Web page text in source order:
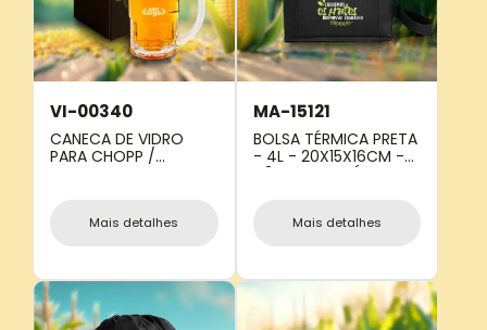
VI-00340
CANECA DE VIDRO
PARA CHOPP /
Mais detalhes
MA-15121
BOLSA TÉRMICA PRETA
- 4L - 20X15X16CM -
NÃO IMPERMEÁVEL
Mais detalhes